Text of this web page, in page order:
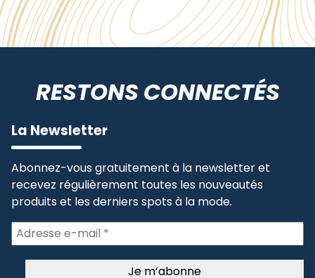
RESTONS CONNECTÉS
La Newsletter
Abonnez-vous gratuitement à la newsletter et
recevez régulièrement toutes les nouveautés
produits et les derniers spots à la mode.